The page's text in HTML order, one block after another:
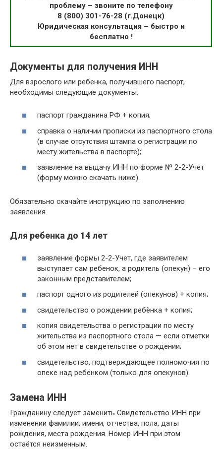
проблему – звоните по телефону
8 (800) 301-76-28 (г.Донецк)
Юридическая консультация – быстро и
бесплатно !
Документы для получения ИНН
Для взрослого или ребенка, получившего паспорт,
необходимы следующие документы:
паспорт гражданина РФ + копия;
справка о наличии прописки из паспортного стола
(в случае отсутствия штампа о регистрации по
месту жительства в паспорте);
заявление на выдачу ИНН по форме № 2-2-Учет
(форму можно скачать ниже).
Обязательно скачайте инструкцию по заполнению
заявления.
Для ребенка до 14 лет
заявление формы 2-2-Учет, где заявителем
выступает сам ребенок, а родитель (опекун) – его
законным представителем;
паспорт одного из родителей (опекунов) + копия;
свидетельство о рождении ребёнка + копия;
копия свидетельства о регистрации по месту
жительства из паспортного стола — если отметки
об этом нет в свидетельстве о рождении;
свидетельство, подтверждающее полномочия по
опеке над ребёнком (только для опекунов).
Замена ИНН
Гражданину следует заменить Свидетельство ИНН при
изменении фамилии, имени, отчества, пола, даты
рождения, места рождения. Номер ИНН при этом
остаётся неизменным.